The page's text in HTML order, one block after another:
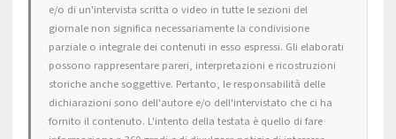
e/o di un'intervista scritta o video in tutte le sezioni del
giornale non significa necessariamente la condivisione
parziale o integrale dei contenuti in esso espressi. Gli elaborati
possono rappresentare pareri, interpretazioni e ricostruzioni
storiche anche soggettive. Pertanto, le responsabilità delle
dichiarazioni sono dell'autore e/o dell'intervistato che ci ha
fornito il contenuto. L'intento della testata è quello di fare